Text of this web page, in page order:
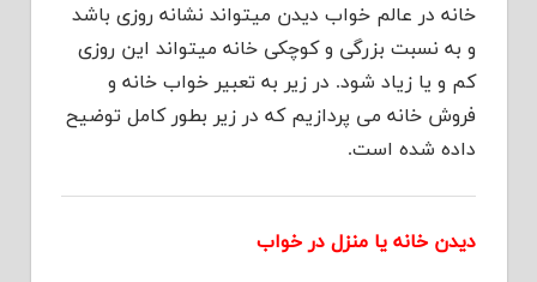
خانه در عالم خواب دیدن میتواند نشانه روزی باشد
و به نسبت بزرگی و کوچکی خانه میتواند این روزی
کم و یا زیاد شود. در زیر به تعبیر خواب خانه و
فروش خانه می پردازیم که در زیر بطور کامل توضیح
داده شده است.
دیدن خانه یا منزل در خواب